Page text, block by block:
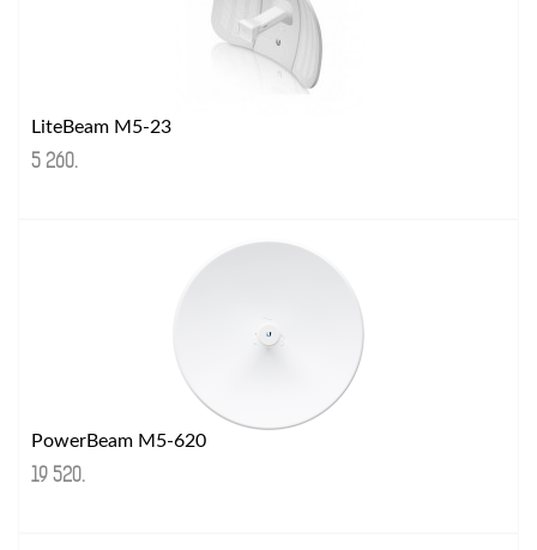
LiteBeam M5-23
5 260.
PowerBeam M5-620
19 520.